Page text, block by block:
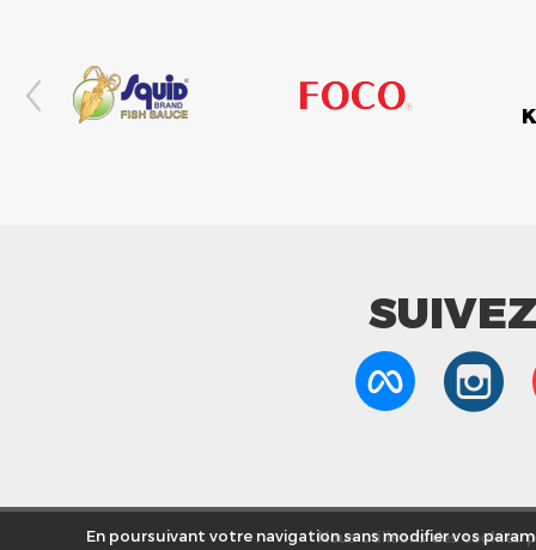
En poursuivant votre navigation sans modifier vos
Nous utilisons des cookies